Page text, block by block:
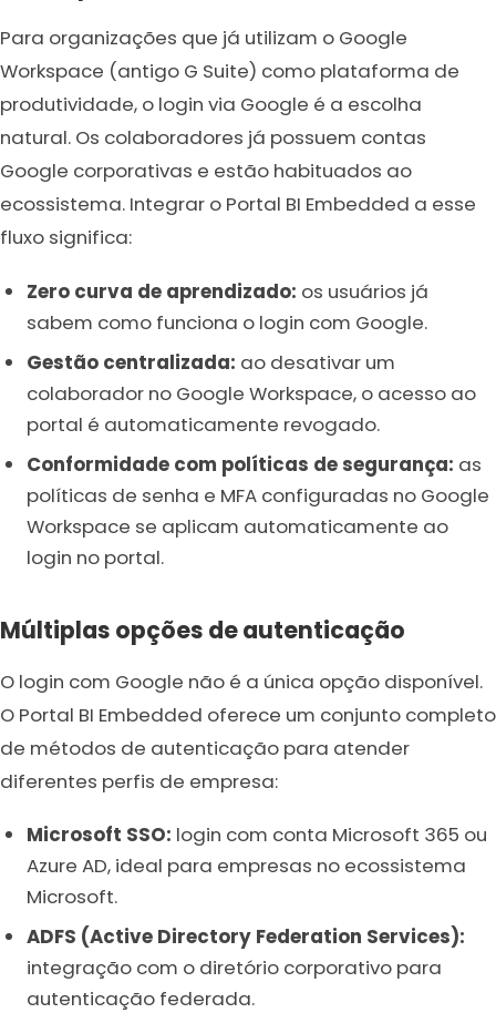
Para organizações que já utilizam o Google
Workspace (antigo G Suite) como plataforma de
produtividade, o login via Google é a escolha
natural. Os colaboradores já possuem contas
Google corporativas e estão habituados ao
ecossistema. Integrar o Portal BI Embedded a esse
fluxo significa:
Zero curva de aprendizado: os usuários já
sabem como funciona o login com Google.
Gestão centralizada: ao desativar um
colaborador no Google Workspace, o acesso ao
portal é automaticamente revogado.
Conformidade com políticas de segurança: as
políticas de senha e MFA configuradas no Google
Workspace se aplicam automaticamente ao
login no portal.
Múltiplas opções de autenticação
O login com Google não é a única opção disponível.
O Portal BI Embedded oferece um conjunto completo
de métodos de autenticação para atender
diferentes perfis de empresa:
Microsoft SSO: login com conta Microsoft 365 ou
Azure AD, ideal para empresas no ecossistema
Microsoft.
ADFS (Active Directory Federation Services):
integração com o diretório corporativo para
autenticação federada.